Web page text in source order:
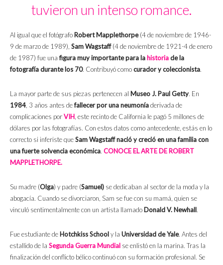
tuvieron un intenso romance.
Al igual que el fotógrafo Robert Mapplethorpe(4 de noviembre de 1946-
9 de marzo de 1989), Sam Wagstaff(4 de noviembre de 1921-4 de enero
de 1987) fue unafigura muy importante para la historiade la
fotografía durante los 70. Contribuyó comocurador y coleccionista.
La mayor parte de sus piezas pertenecen al Museo J. Paul Getty. En
1984, 3 años antes defallecer por una neumoníaderivada de
complicaciones porVIH, este recinto de California le pagó 5 millones de
dólares por las fotografías. Con estos datos como antecedente, estás en lo
correcto si inferiste queSam Wagstaff nació y creció en una familia con
una fuerte solvencia económica. CONOCE EL ARTE DE ROBERT
MAPPLETHORPE.
Su madre (Olga) y padre (Samuel) se dedicaban al sector de la moda y la
abogacía. Cuando se divorciaron, Sam se fue con su mamá, quien se
vinculó sentimentalmente con un artista llamado Donald V. Newhall.
Fue estudiante de Hotchkiss Schooly la Universidad de Yale. Antes del
estallido de la Segunda Guerra Mundial se enlistó en la marina. Tras la
finalización del conflicto bélico continuó con su formación profesional. Se